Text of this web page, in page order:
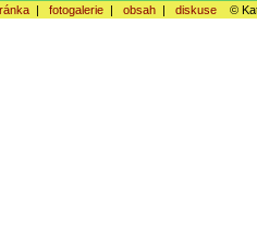
| fotogalerie| obsah| diskuse ©